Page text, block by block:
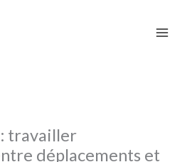
travailler
déplacements et